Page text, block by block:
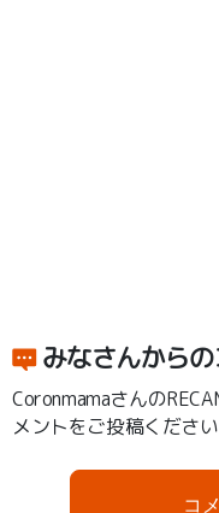
みなさんから
Coronmamaさんの
メントをご投稿ください
コ